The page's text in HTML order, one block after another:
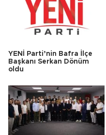
YENİ Parti’nin Bafra İlçe
Başkanı Serkan Dönüm
oldu